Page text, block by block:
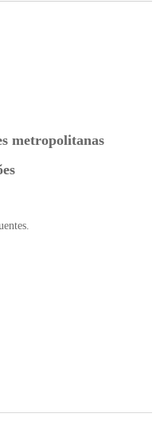
metropolitanas